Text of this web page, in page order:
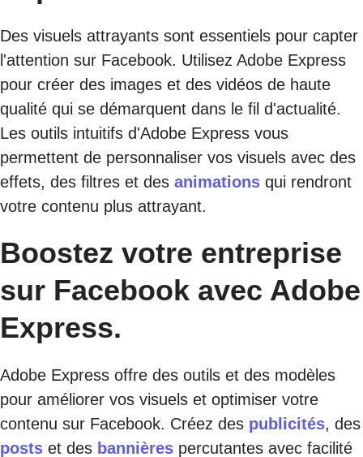
Des visuels attrayants sont essentiels pour capter
l'attention sur Facebook. Utilisez Adobe Express
pour créer des images et des vidéos de haute
qualité qui se démarquent dans le fil d'actualité.
Les outils intuitifs d'Adobe Express vous
permettent de personnaliser vos visuels avec des
effets, des filtres et des animations qui rendront
votre contenu plus attrayant.
Boostez votre entreprise
sur Facebook avec Adobe
Express.
Adobe Express offre des outils et des modèles
pour améliorer vos visuels et optimiser votre
contenu sur Facebook. Créez des publicités, des
posts et des bannières percutantes avec facilité